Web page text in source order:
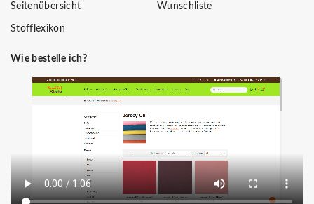
Seitenübersicht
Stofflexikon
Wunschliste
Wie bestelle ich?